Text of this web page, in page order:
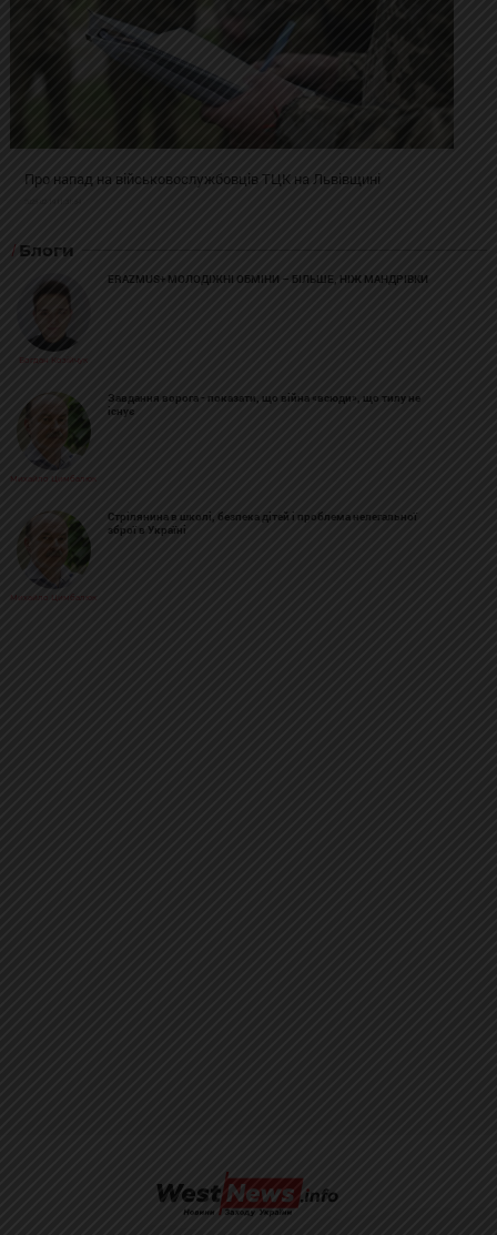
Про напад на військовослужбовців ТЦК на Львівщині
Блоги
Богдан Козійчук
ERAZMUS+ МОЛОДІЖНІ ОБМІНИ – БІЛЬШЕ, НІЖ МАНДРІВКИ
Михайло Цимбалюк
Завдання ворога - показати, що війна «всюди», що тилу не
існує
Михайло Цимбалюк
Стрілянина в школі, безпека дітей і проблема нелегальної
зброї в Україні